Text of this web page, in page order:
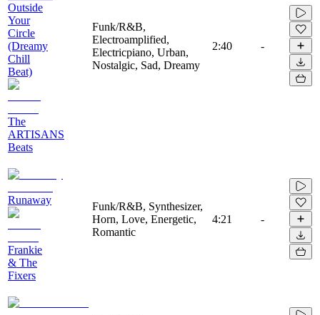
Outside
Your
Circle
(Dreamy
Chill
Beat)
The
ARTISANS
Beats
Funk/R&B,
Electroamplified,
Electricpiano, Urban,
Nostalgic, Sad, Dreamy
2:40 -
Runaway
Frankie
& The
Fixers
Funk/R&B, Synthesizer,
Horn, Love, Energetic,
Romantic
4:21 -